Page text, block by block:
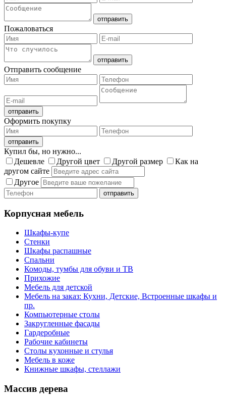
Пожаловаться
Отправить сообщение
Оформить покупку
Купил бы, но нужно...
Дешевле
Другой цвет Другой размер
Как на
другом сайте
Другое
Корпусная мебель
Шкафы-купе
Стенки
Шкафы распашные
Спальни
Комоды, тумбы для обуви и ТВ
Прихожие
Мебель для детской
Мебель на заказ: Кухни, Детские, Встроенные шкафы и
пр.
Компьютерные столы
Закругленные фасады
Гардеробные
Рабочие кабинеты
Столы кухонные и стулья
Мебель в коже
Книжные шкафы, стеллажи
Массив дерева